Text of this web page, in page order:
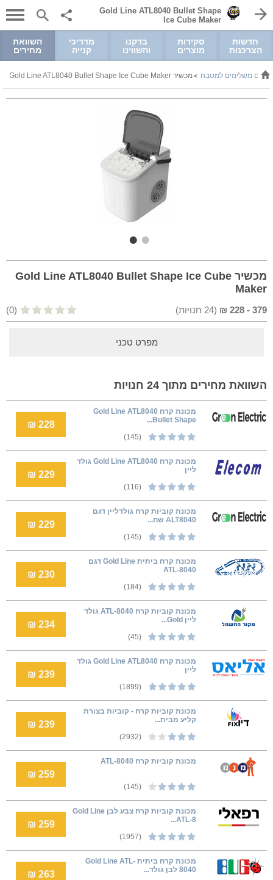
Gold Line ATL8040 Bullet Shape
Ice Cube Maker
חדשות
הצרכנות
סקירות
מוצרים
בדקנו
והשווינו
מדריכי
קנייה
השוואת
מחירים
משלימים למטבח >מכשיר Gold Line ATL8040 Bullet Shape Ice Cube Maker
מכשיר Gold Line ATL8040 Bullet Shape Ice Cube
Maker
379
-
228
₪
(
24 חנויות) (0)
מפרט טכני
השוואת מחירים מתוך 24 חנויות
‏מכונת קרח Gold Line ATL8040
Bullet Shape...
(145)
228 ₪
מכונת קרח Gold Line ATL8040 גולד
ליין
(116)
229 ₪
מכונת קוביות קרח גולדליין דגם
ALT8040 שח...
(145)
229 ₪
מכונת קרח ביתית Gold Line דגם
ATL-8040
(184)
230 ₪
מכונת קוביות קרח ATL-8040 גולד
ליין Gold...
(45)
234 ₪
‏מכונת קרח Gold Line ATL8040 גולד
ליין
(1899)
239 ₪
מכונת קוביות קרח - קוביות בצורת
קליע מבית...
(2932)
239 ₪
מכונת קוביות קרח ATL-8040
(145)
259 ₪
מכונת קוביות קרח צבע לבן Gold Line
ATL-8...
(1957)
259 ₪
מכונת קרח ביתית Gold Line ATL-
8040 לבן גולד...
263 ₪